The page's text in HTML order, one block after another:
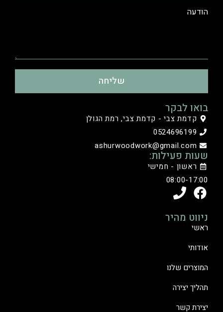
בואו לבקר
קדמת צבי - קדמת צבי, רמת הגולן
0524696199
ashurwoodwork@gmail.com
שעות פעילות:
ראשון - חמישי
08:00-17:00
ניווט מהיר
ראשי
אודותי
המוצרים שלנו
תהליך יצירה
יצירת קשר
הודעה
שליחה